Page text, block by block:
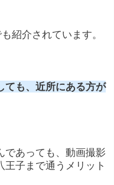
紹介されています。
ても、近所にある方が
であっても、動画撮影
子まで通うメリット